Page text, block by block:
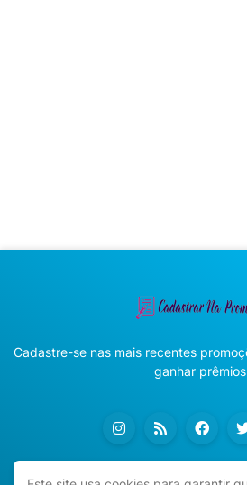
Cadastre-se nas mais recentes
ganhar